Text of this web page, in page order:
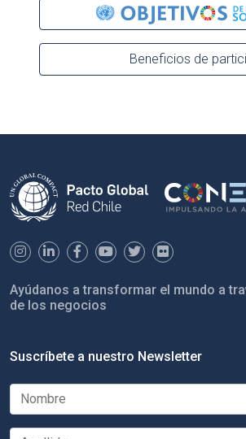
Beneficios de
Ayúdanos a transformar el mundo a
de los negocios
Suscríbete a nuestro Newsletter